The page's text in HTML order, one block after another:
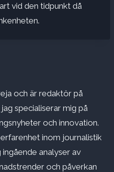
vid den tidpunkt då
och är redaktör på
specialiserar mig på
och innovation.
inom journalistik
analyser av
och påverkan